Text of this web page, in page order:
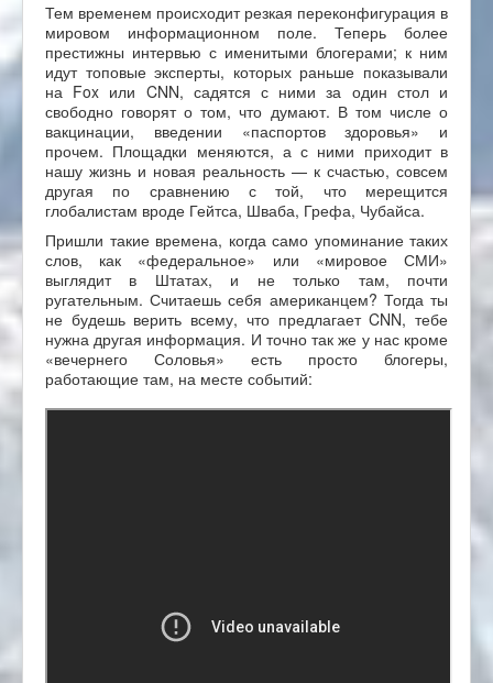
Тем временем происходит резкая переконфигурация в
мировом информационном поле. Теперь более
престижны интервью с именитыми блогерами; к ним
идут топовые эксперты, которых раньше показывали
на Fox или CNN, садятся с ними за один стол и
свободно говорят о том, что думают. В том числе о
вакцинации, введении «паспортов здоровья» и
прочем. Площадки меняются, а с ними приходит в
нашу жизнь и новая реальность — к счастью, совсем
другая по сравнению с той, что мерещится
глобалистам вроде Гейтса, Шваба, Грефа, Чубайса.
Пришли такие времена, когда само упоминание таких
слов, как «федеральное» или «мировое СМИ»
выглядит в Штатах, и не только там, почти
ругательным. Считаешь себя американцем? Тогда ты
не будешь верить всему, что предлагает CNN, тебе
нужна другая информация. И точно так же у нас кроме
«вечернего Соловья» есть просто блогеры,
работающие там, на месте событий: